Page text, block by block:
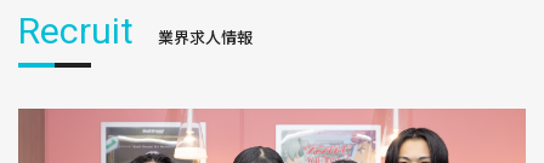
Recruit 業界求人情報